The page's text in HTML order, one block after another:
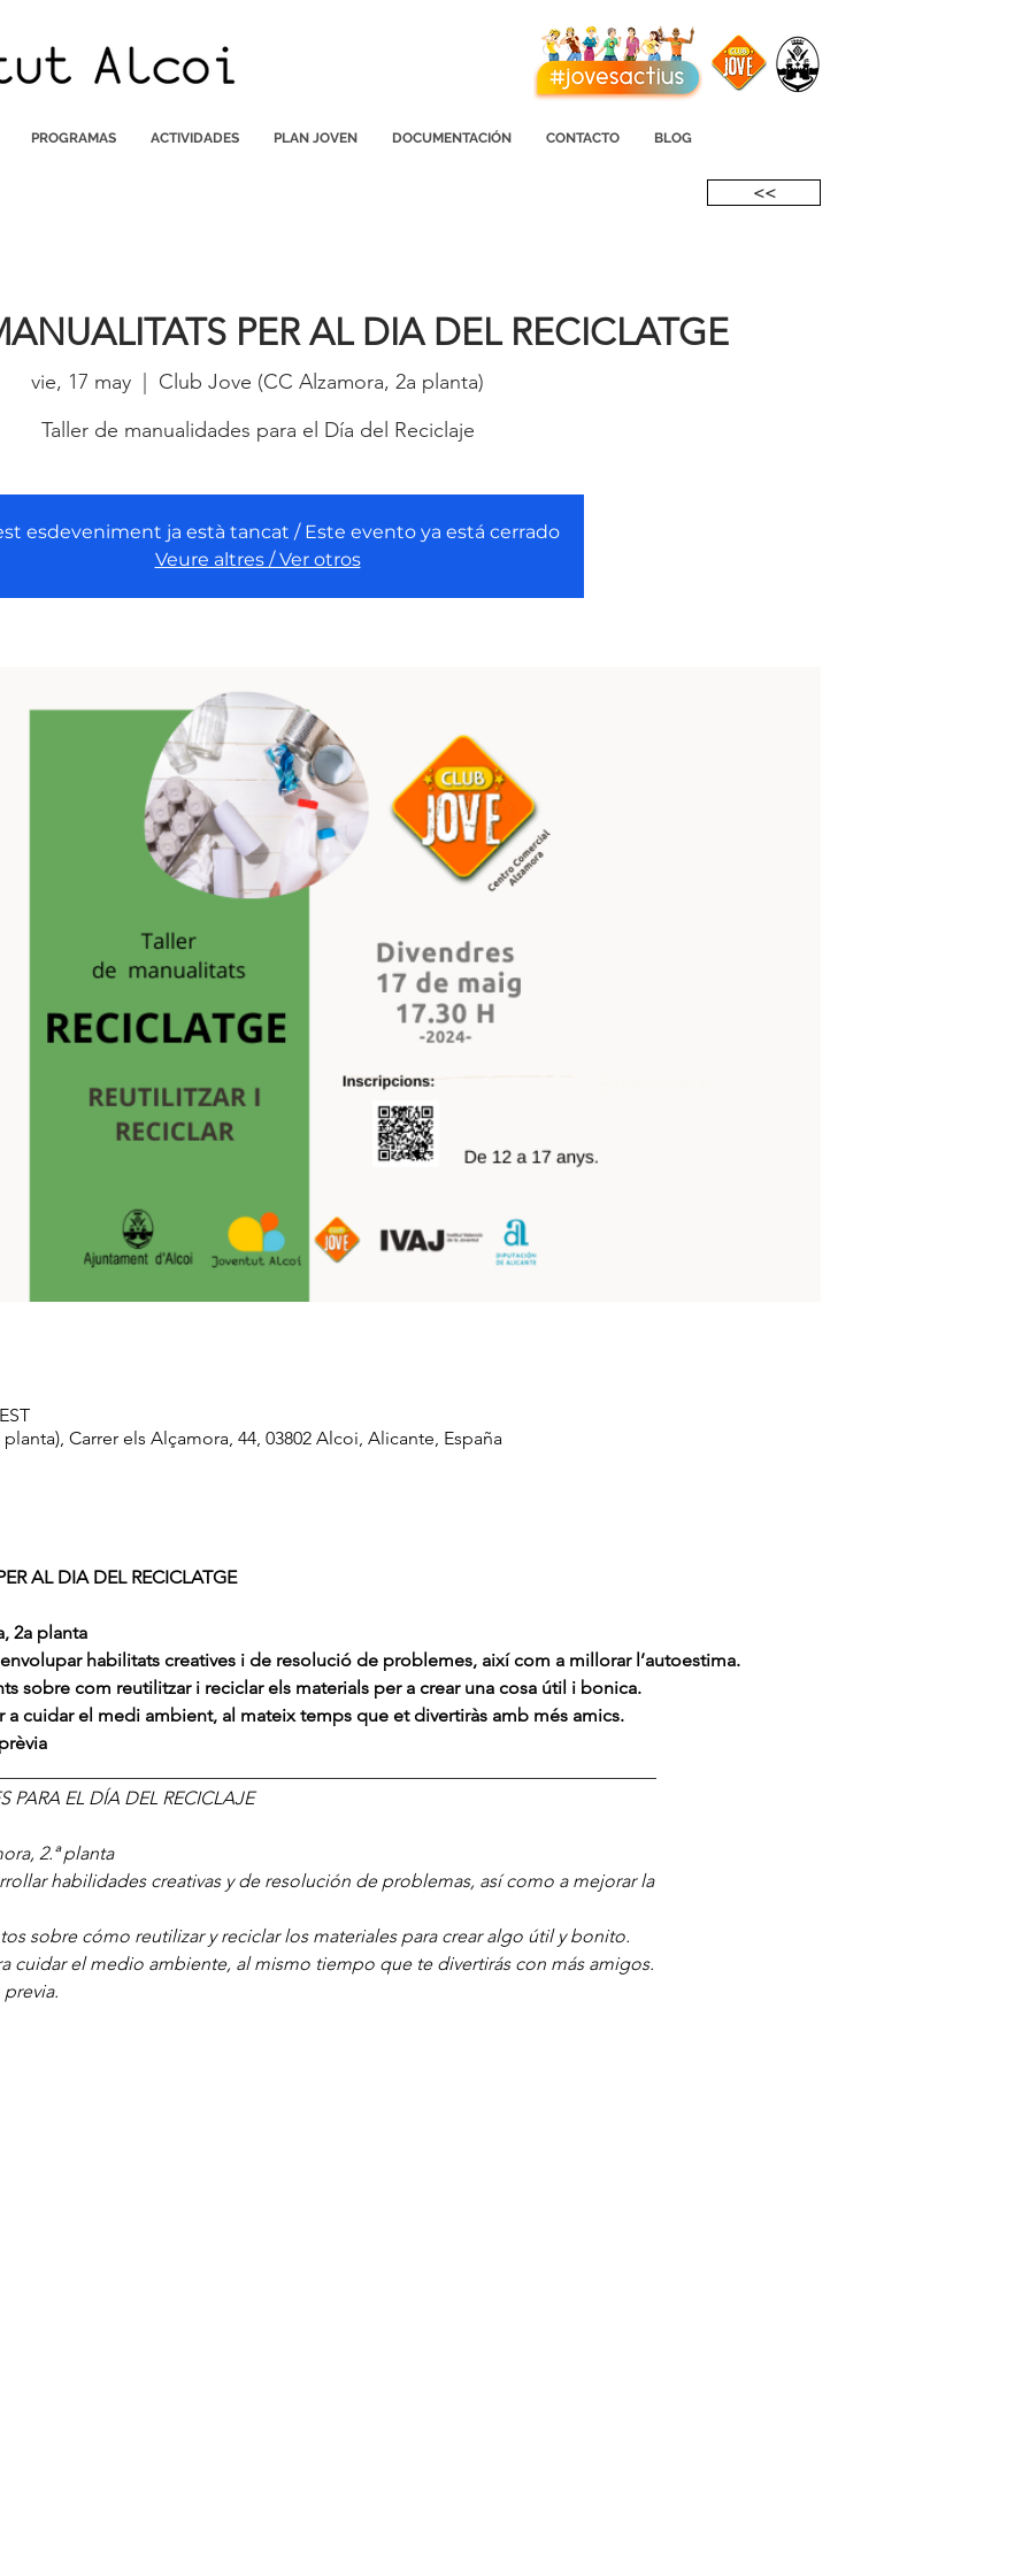
PROGRAMAS ACTIVIDADES PLAN JOVEN DOCUMENTACIÓN CONTACTO BLOG
<<
PER AL DIA DEL RECICLATGE
vie, 17 may
Club Jove (CC Alzamora, 2a planta)
Taller de manualidades para el Día del Reciclaje
esdeveniment ja està tancat / Este evento ya está cerrado
Veure altres / Ver otros
Carrer els Alçamora, 44, 03802 Alcoi, Alicante, España
AL DIA DEL RECICLATGE
2a planta
habilitats creatives i de resolució de problemes, així com a millorar l’autoestima.
sobre com reutilitzar i reciclar els materials per a crear una cosa útil i bonica.
a cuidar el medi ambient, al mateix temps que et divertiràs amb més amics.
PARA EL DÍA DEL RECICLAJE
2.ª planta
habilidades creativas y de resolución de problemas, así como a mejorar la
sobre cómo reutilizar y reciclar los materiales para crear algo útil y bonito.
cuidar el medio ambiente, al mismo tiempo que te divertirás con más amigos.